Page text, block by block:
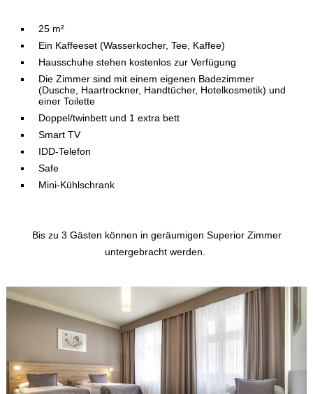
25 m²
Ein Kaffeeset (Wasserkocher, Tee, Kaffee)
Hausschuhe stehen kostenlos zur Verfügung
Die Zimmer sind mit einem eigenen Badezimmer
(Dusche, Haartrockner, Handtücher, Hotelkosmetik) und
einer Toilette
Doppel/twinbett und 1 extra bett
Smart TV
IDD-Telefon
Safe
Mini-Kühlschrank
Bis zu 3 Gästen können in geräumigen Superior Zimmer
untergebracht werden.